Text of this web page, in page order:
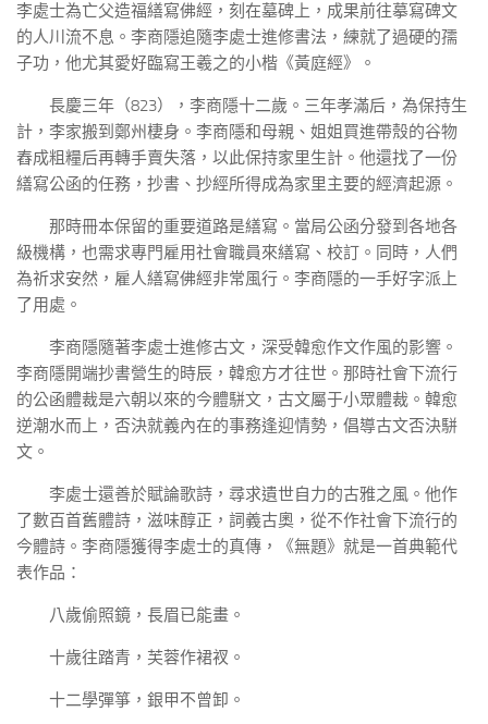
李處士為亡父造福繕寫佛經，刻在墓碑上，成果前往摹寫碑文
的人川流不息。李商隱追隨李處士進修書法，練就了過硬的孺
子功，他尤其愛好臨寫王羲之的小楷《黃庭經》。
長慶三年（823），李商隱十二歲。三年孝滿后，為保持生
計，李家搬到鄭州棲身。李商隱和母親、姐姐買進帶殼的谷物
舂成粗糧后再轉手賣失落，以此保持家里生計。他還找了一份
繕寫公函的任務，抄書、抄經所得成為家里主要的經濟起源。
那時冊本保留的重要道路是繕寫。當局公函分發到各地各
級機構，也需求專門雇用社會職員來繕寫、校訂。同時，人們
為祈求安然，雇人繕寫佛經非常風行。李商隱的一手好字派上
了用處。
李商隱隨著李處士進修古文，深受韓愈作文作風的影響。
李商隱開端抄書營生的時辰，韓愈方才往世。那時社會下流行
的公函體裁是六朝以來的今體駢文，古文屬于小眾體裁。韓愈
逆潮水而上，否決就義內在的事務逢迎情勢，倡導古文否決駢
文。
李處士還善於賦論歌詩，尋求遺世自力的古雅之風。他作
了數百首舊體詩，滋味醇正，詞義古奧，從不作社會下流行的
今體詩。李商隱獲得李處士的真傳，《無題》就是一首典範代
表作品：
八歲偷照鏡，長眉已能畫。
十歲往踏青，芙蓉作裙衩。
十二學彈箏，銀甲不曾卸。